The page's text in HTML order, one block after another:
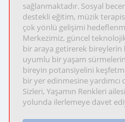
sağlanmaktadır. Sosyal
destekli eğitim, müzik
çok yönlü gelişimi
Merkezimiz, güncel
bir araya getirerek bireylerin
uyumlu bir yaşam
bireyin potansiyelini
bir yer edinmesine yardımcı
Sizleri, Yaşamın Renkleri
yolunda ilerlemeye davet